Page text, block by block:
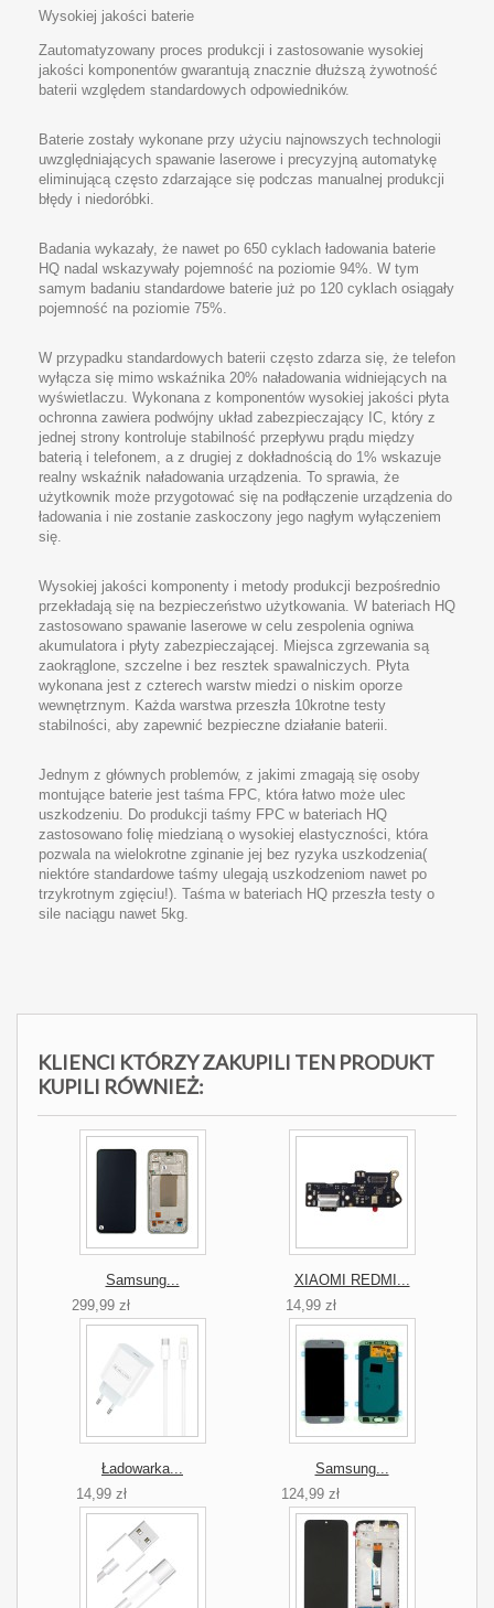
Wysokiej jakości baterie
Zautomatyzowany proces produkcji i zastosowanie wysokiej
jakości komponentów gwarantują znacznie dłuższą żywotność
baterii względem standardowych odpowiedników.
Baterie zostały wykonane przy użyciu najnowszych technologii
uwzględniających spawanie laserowe i precyzyjną automatykę
eliminującą często zdarzające się podczas manualnej produkcji
błędy i niedoróbki.
Badania wykazały, że nawet po 650 cyklach ładowania baterie
HQ nadal wskazywały pojemność na poziomie 94%. W tym
samym badaniu standardowe baterie już po 120 cyklach osiągały
pojemność na poziomie 75%.
W przypadku standardowych baterii często zdarza się, że telefon
wyłącza się mimo wskaźnika 20% naładowania widniejących na
wyświetlaczu. Wykonana z komponentów wysokiej jakości płyta
ochronna zawiera podwójny układ zabezpieczający IC, który z
jednej strony kontroluje stabilność przepływu prądu między
baterią i telefonem, a z drugiej z dokładnością do 1% wskazuje
realny wskaźnik naładowania urządzenia. To sprawia, że
użytkownik może przygotować się na podłączenie urządzenia do
ładowania i nie zostanie zaskoczony jego nagłym wyłączeniem
się.
Wysokiej jakości komponenty i metody produkcji bezpośrednio
przekładają się na bezpieczeństwo użytkowania. W bateriach HQ
zastosowano spawanie laserowe w celu zespolenia ogniwa
akumulatora i płyty zabezpieczającej. Miejsca zgrzewania są
zaokrąglone, szczelne i bez resztek spawalniczych. Płyta
wykonana jest z czterech warstw miedzi o niskim oporze
wewnętrznym. Każda warstwa przeszła 10krotne testy
stabilności, aby zapewnić bezpieczne działanie baterii.
Jednym z głównych problemów, z jakimi zmagają się osoby
montujące baterie jest taśma FPC, która łatwo może ulec
uszkodzeniu. Do produkcji taśmy FPC w bateriach HQ
zastosowano folię miedzianą o wysokiej elastyczności, która
pozwala na wielokrotne zginanie jej bez ryzyka uszkodzenia(
niektóre standardowe taśmy ulegają uszkodzeniom nawet po
trzykrotnym zgięciu!). Taśma w bateriach HQ przeszła testy o
sile naciągu nawet 5kg.
KLIENCI KTÓRZY ZAKUPILI TEN PRODUKT
KUPILI RÓWNIEŻ:
Samsung...
299,99 zł
XIAOMI REDMI...
14,99 zł
Ładowarka...
14,99 zł
Samsung...
124,99 zł